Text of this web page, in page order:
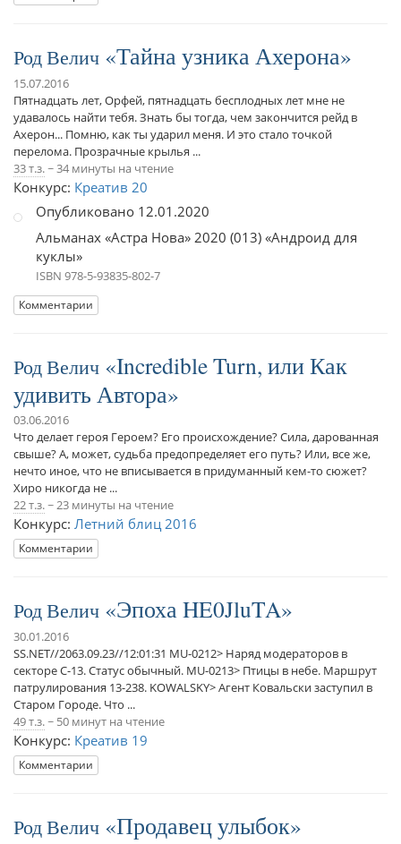
Род Велич Тайна узника Ахерона
15.07.2016
Пятнадцать лет, Орфей, пятнадцать бесплодных лет мне не
удавалось найти тебя. Знать бы тогда, чем закончится рейд в
Ахерон... Помню, как ты ударил меня. И это стало точкой
перелома. Прозрачные крылья ...
33 т.з.~ 34 минуты на чтение
Конкурс: Креатив 20
Опубликовано 12.01.2020
Альманах «Астра Нова» 2020 (013) «Андроид для
куклы»
ISBN 978-5-93835-802-7
Комментарии
Род Велич
Incredible Turn, или Как
удивить Автора
03.06.2016
Что делает героя Героем? Его происхождение? Сила, дарованная
свыше? А, может, судьба предопределяет его путь? Или, все же,
нечто иное, что не вписывается в придуманный кем-то сюжет?
Хиро никогда не ...
22 т.з.~ 23 минуты на чтение
Конкурс: Летний блиц 2016
Комментарии
Род Велич Эпоха HE0JluTA
30.01.2016
SS.NET//2063.09.23//12:01:31 MU-0212> Наряд модераторов в
секторе C-13. Статус обычный. MU-0213> Птицы в небе. Маршрут
патрулирования 13-238. KOWALSKY> Агент Ковальски заступил в
Старом Городе. Что ...
49 т.з.~ 50 минут на чтение
Конкурс: Креатив 19
Комментарии
Род Велич Продавец улыбок